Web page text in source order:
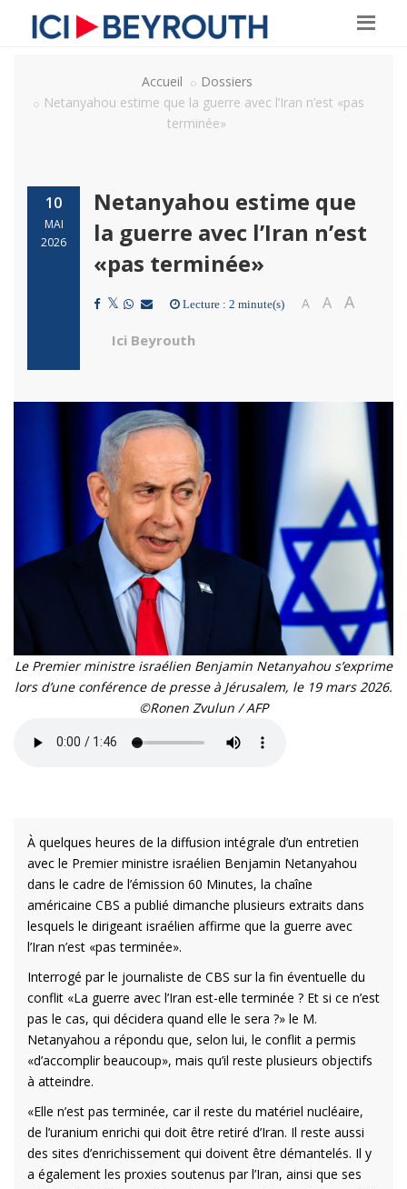
Accueil
Dossiers
Netanyahou estime que la guerre avec l’Iran n’est «pas
terminée»
10
MAI
2026
Netanyahou estime que
la guerre avec l’Iran n’est
«pas terminée»
Lecture : 2 minute(s) A A A
Ici Beyrouth
Le Premier ministre israélien Benjamin Netanyahou s’exprime
lors d’une conférence de presse à Jérusalem, le 19 mars 2026.
©Ronen Zvulun / AFP
À quelques heures de la diffusion intégrale d’un entretien
avec le Premier ministre israélien Benjamin Netanyahou
dans le cadre de l’émission 60 Minutes, la chaîne
américaine CBS a publié dimanche plusieurs extraits dans
lesquels le dirigeant israélien affirme que la guerre avec
l’Iran n’est «pas terminée».
Interrogé par le journaliste de CBS sur la fin éventuelle du
conflit «La guerre avec l’Iran est-elle terminée ? Et si ce n’est
pas le cas, qui décidera quand elle le sera ?» le M.
Netanyahou a répondu que, selon lui, le conflit a permis
«d’accomplir beaucoup», mais qu’il reste plusieurs objectifs
à atteindre.
«Elle n’est pas terminée, car il reste du matériel nucléaire,
de l’uranium enrichi qui doit être retiré d’Iran. Il reste aussi
des sites d’enrichissement qui doivent être démantelés. Il y
a également les proxies soutenus par l’Iran, ainsi que ses